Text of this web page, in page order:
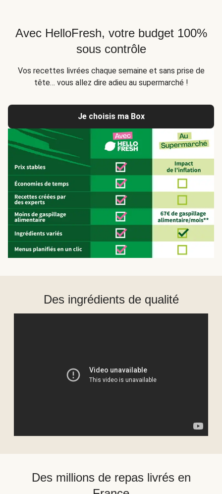
Avec HelloFresh, votre budget 100%
sous contrôle
Vos recettes livrées chaque semaine et sans prise de
tête… vous allez dire adieu au supermarché !
Je choisis ma Box
Des ingrédients de qualité
Des millions de repas livrés en